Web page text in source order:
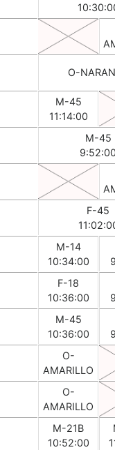
O-
M-45
11:14:00
M-45
F-45
M-14
10:34:00
F-18
10:36:00
M-45
10:36:00
O-
AMARILLO
O-
AMARILLO
M-21B
10:52:00